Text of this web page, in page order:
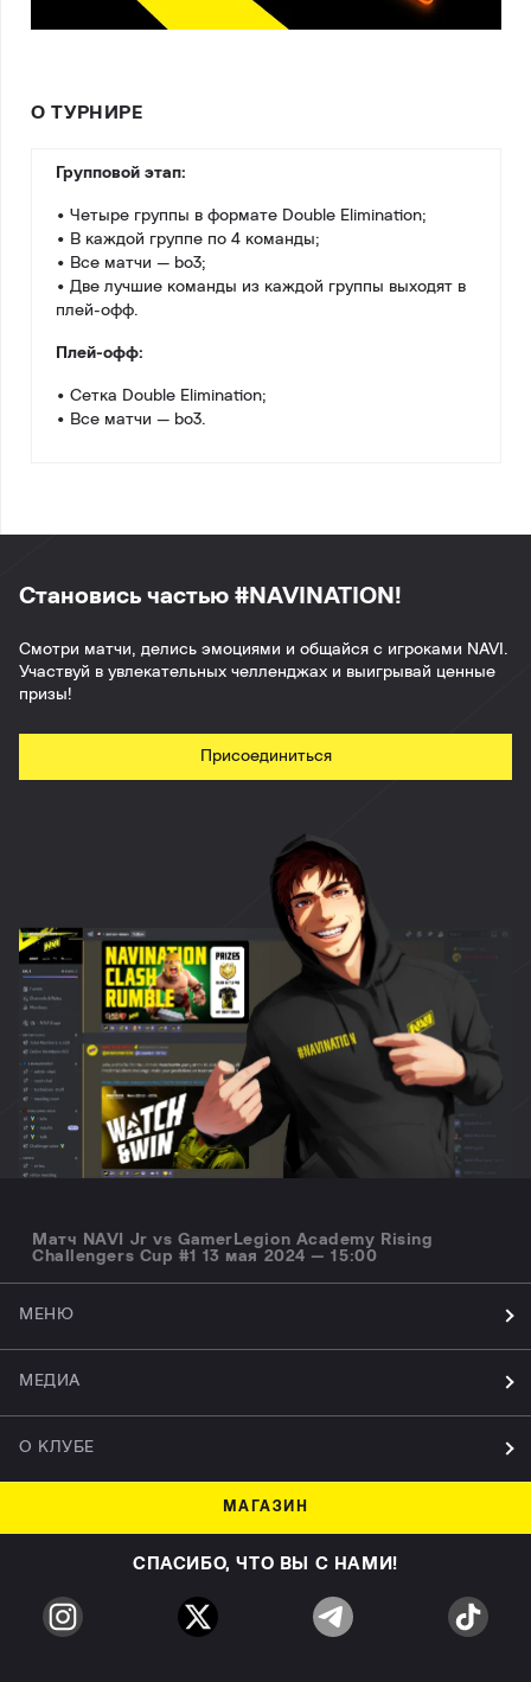
О ТУРНИРЕ
Групповой этап:
• Четыре группы в формате Double Elimination;
• В каждой группе по 4 команды;
• Все матчи — bo3;
• Две лучшие команды из каждой группы выходят в
плей-офф.
Плей-офф:
• Сетка Double Elimination;
• Все матчи — bo3.
Становись частью #NAVINATION!
Смотри матчи, делись эмоциями и общайся с игроками NAVI.
Участвуй в увлекательных челленджах и выигрывай ценные
призы!
Присоединиться
Матч NAVI Jr vs GamerLegion Academy Rising
Challengers Cup #1 13 мая 2024 — 15:00
МЕНЮ
МЕДИА
О КЛУБЕ
МАГАЗИН
СПАСИБО, ЧТО ВЫ С НАМИ!